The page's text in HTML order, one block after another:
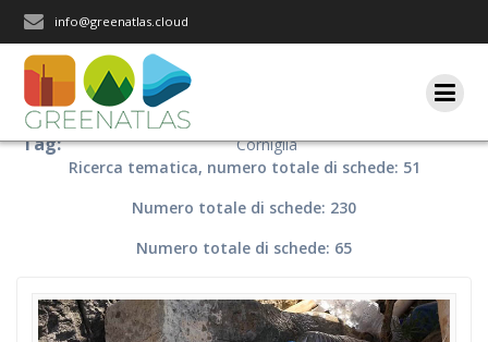
info@greenatlas.cloud
Tag:
Corniglia
Ricerca tematica, numero totale di schede: 51
Numero totale di schede: 230
Numero totale di schede: 65